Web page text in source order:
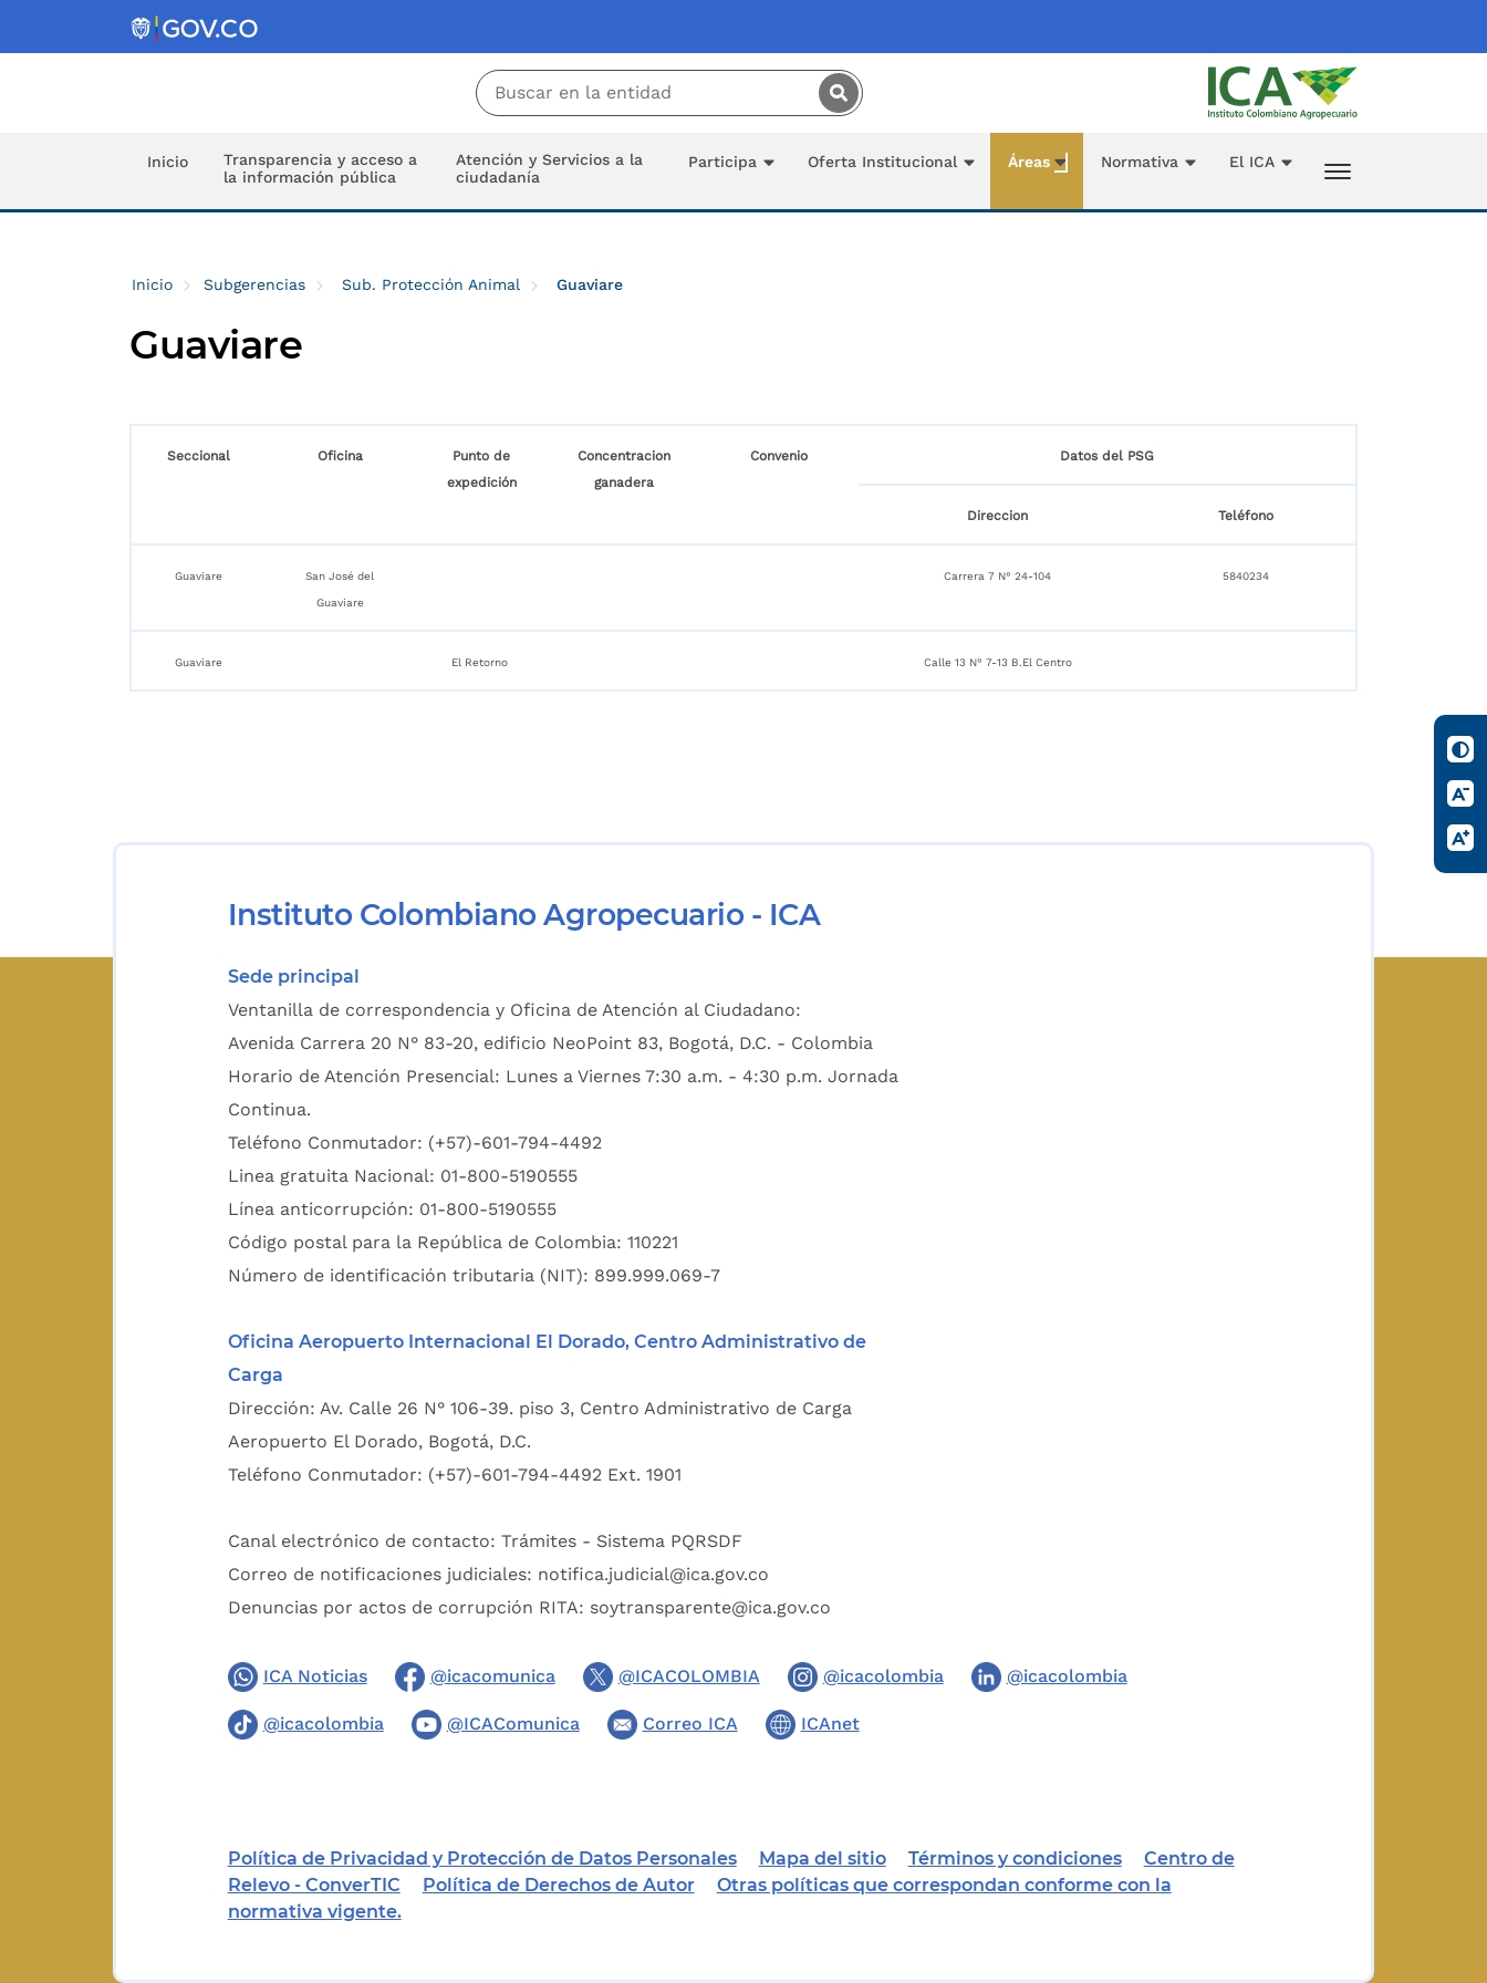
Inicio
Transparencia y acceso a
la información pública
Atención y Servicios a la
ciudadanía
Participa Oferta Institucional Áreas Normativa El ICA
Inicio Subgerencias Sub. Protección Animal Guaviare
Guaviare
Seccional Oficina
Punto de
expedición
Concentracion
ganadera
Convenio Datos del PSG
Direccion Teléfono
Guaviare San José del
Guaviare
Carrera 7 N° 24-104 5840234
Guaviare El Retorno Calle 13 N° 7-13 B.El Centro
Instituto Colombiano Agropecuario - ICA
Sede principal
Ventanilla de correspondencia y Oficina de Atención al Ciudadano:
Avenida Carrera 20 N° 83-20, edificio NeoPoint 83, Bogotá, D.C. - Colombia
Horario de Atención Presencial: Lunes a Viernes 7:30 a.m. - 4:30 p.m. Jornada
Continua.
Teléfono Conmutador: (+57)-601-794-4492
Linea gratuita Nacional: 01-800-5190555
Línea anticorrupción: 01-800-5190555
Código postal para la República de Colombia: 110221
Número de identificación tributaria (NIT): 899.999.069-7
Oficina Aeropuerto Internacional El Dorado, Centro Administrativo de
Carga
Dirección: Av. Calle 26 N° 106-39. piso 3, Centro Administrativo de Carga
Aeropuerto El Dorado, Bogotá, D.C.
Teléfono Conmutador: (+57)-601-794-4492 Ext. 1901
Canal electrónico de contacto: Trámites - Sistema PQRSDF
Correo de notificaciones judiciales: notifica.judicial@ica.gov.co
Denuncias por actos de corrupción RITA: soytransparente@ica.gov.co
ICA Noticias @icacomunica @ICACOLOMBIA @icacolombia @icacolombia
@icacolombia @ICAComunica Correo ICA ICAnet
Política de Privacidad y Protección de Datos Personales Mapa del sitio Términos y condiciones
Centro de
Relevo - ConverTIC
Política de Derechos de Autor
Otras políticas que correspondan conforme con la
normativa vigente.